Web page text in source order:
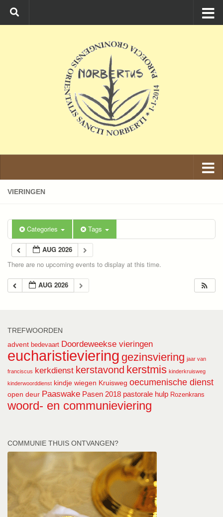
Ga naar de inhoud
VIERINGEN
Categories Tags
AUG 2026
There are no upcoming events to display at this time.
AUG 2026
TREFWOORDEN
advent bedevaart Doordeweekse vieringen
eucharistieviering gezinsviering jaar van
franciscus kerkdienst kerstavond kerstmis kinderkruisweg
kinderwoorddienst kindje wiegen Kruisweg oecumenische dienst
open deur Paaswake Pasen 2018 pastorale hulp Rozenkrans
woord- en communieviering
COMMUNIE THUIS ONTVANGEN?